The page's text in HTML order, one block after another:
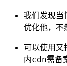
我们发现
优化他，
可以使用
内cdn需备